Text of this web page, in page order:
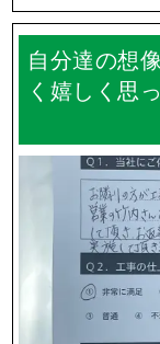
自分達の想
く嬉しく思